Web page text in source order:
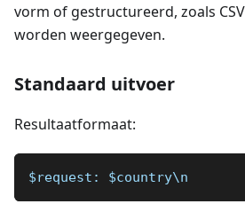
vorm of gestructureerd, zoals
worden weergegeven.
Standaard uitvoer
Resultaatformaat:
$request: $country\n